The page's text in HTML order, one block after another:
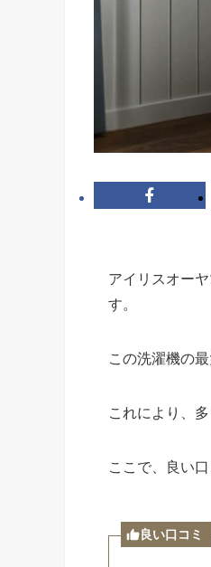
アイリスオー
す。
この洗濯機の
これにより、
ここで、良い
良い口コミ